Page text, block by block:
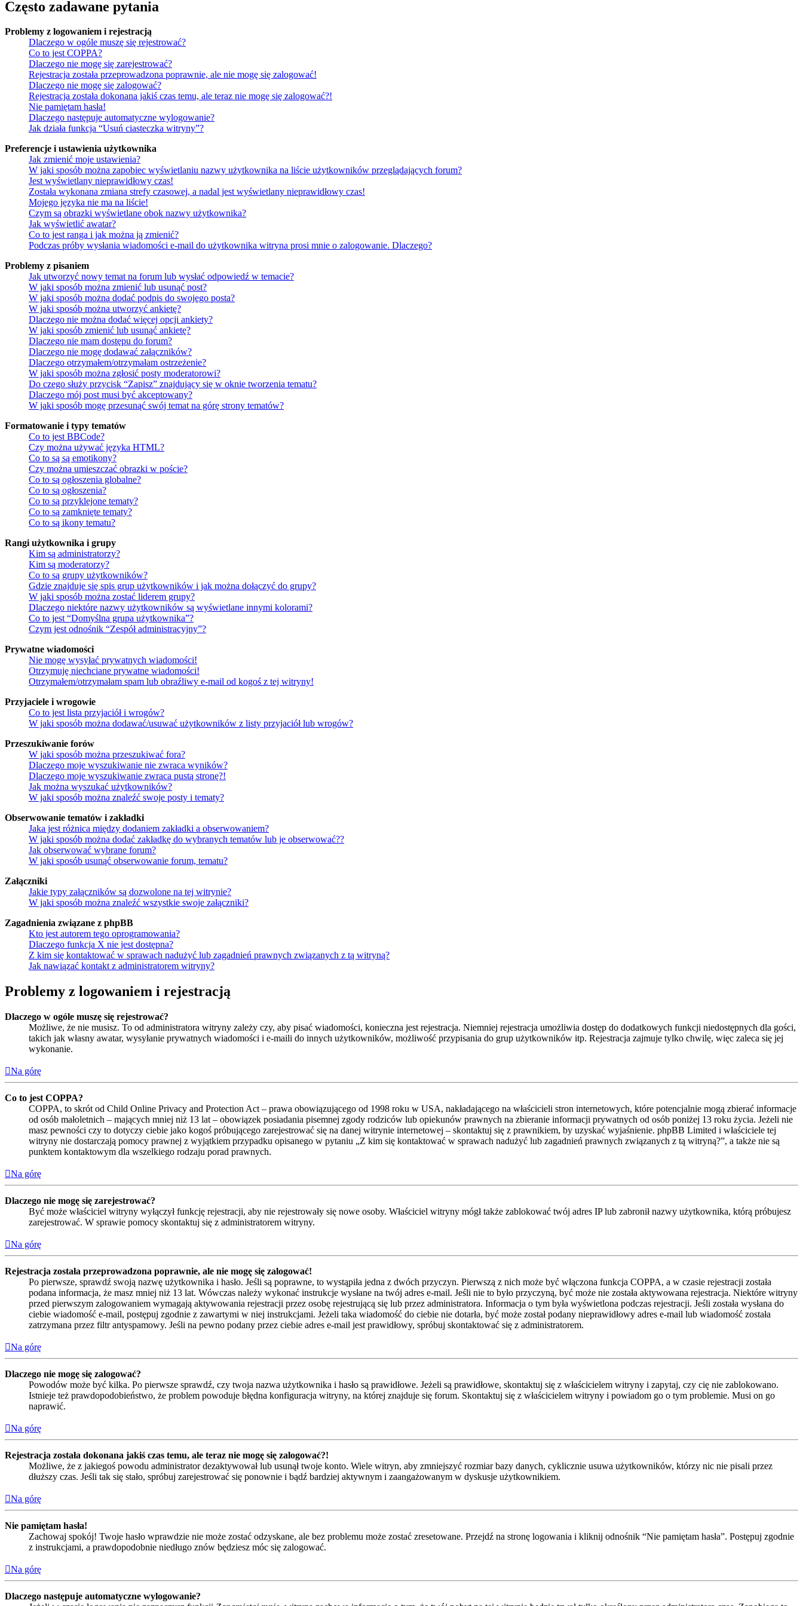
Często zadawane pytania
Problemy z logowaniem i rejestracją
Dlaczego w ogóle muszę się rejestrować?
Co to jest COPPA?
Dlaczego nie mogę się zarejestrować?
Rejestracja została przeprowadzona poprawnie, ale nie mogę się zalogować!
Dlaczego nie mogę się zalogować?
Rejestracja została dokonana jakiś czas temu, ale teraz nie mogę się zalogować?!
Nie pamiętam hasła!
Dlaczego następuje automatyczne wylogowanie?
Jak działa funkcja “Usuń ciasteczka witryny”?
Preferencje i ustawienia użytkownika
Jak zmienić moje ustawienia?
W jaki sposób można zapobiec wyświetlaniu nazwy użytkownika na liście użytkowników przeglądających forum?
Jest wyświetlany nieprawidłowy czas!
Została wykonana zmiana strefy czasowej, a nadal jest wyświetlany nieprawidłowy czas!
Mojego języka nie ma na liście!
Czym są obrazki wyświetlane obok nazwy użytkownika?
Jak wyświetlić awatar?
Co to jest ranga i jak można ją zmienić?
Podczas próby wysłania wiadomości e-mail do użytkownika witryna prosi mnie o zalogowanie. Dlaczego?
Problemy z pisaniem
Jak utworzyć nowy temat na forum lub wysłać odpowiedź w temacie?
W jaki sposób można zmienić lub usunąć post?
W jaki sposób można dodać podpis do swojego posta?
W jaki sposób można utworzyć ankietę?
Dlaczego nie można dodać więcej opcji ankiety?
W jaki sposób zmienić lub usunąć ankietę?
Dlaczego nie mam dostępu do forum?
Dlaczego nie mogę dodawać załączników?
Dlaczego otrzymałem/otrzymałam ostrzeżenie?
W jaki sposób można zgłosić posty moderatorowi?
Do czego służy przycisk “Zapisz” znajdujący się w oknie tworzenia tematu?
Dlaczego mój post musi być akceptowany?
W jaki sposób mogę przesunąć swój temat na górę strony tematów?
Formatowanie i typy tematów
Co to jest BBCode?
Czy można używać języka HTML?
Co to są są emotikony?
Czy można umieszczać obrazki w poście?
Co to są ogłoszenia globalne?
Co to są ogłoszenia?
Co to są przyklejone tematy?
Co to są zamknięte tematy?
Co to są ikony tematu?
Rangi użytkownika i grupy
Kim są administratorzy?
Kim są moderatorzy?
Co to są grupy użytkowników?
Gdzie znajduje się spis grup użytkowników i jak można dołączyć do grupy?
W jaki sposób można zostać liderem grupy?
Dlaczego niektóre nazwy użytkowników są wyświetlane innymi kolorami?
Co to jest “Domyślna grupa użytkownika”?
Czym jest odnośnik “Zespół administracyjny”?
Prywatne wiadomości
Nie mogę wysyłać prywatnych wiadomości!
Otrzymuję niechciane prywatne wiadomości!
Otrzymałem/otrzymałam spam lub obraźliwy e-mail od kogoś z tej witryny!
Przyjaciele i wrogowie
Co to jest lista przyjaciół i wrogów?
W jaki sposób można dodawać/usuwać użytkowników z listy przyjaciół lub wrogów?
Przeszukiwanie forów
W jaki sposób można przeszukiwać fora?
Dlaczego moje wyszukiwanie nie zwraca wyników?
Dlaczego moje wyszukiwanie zwraca pustą stronę?!
Jak można wyszukać użytkowników?
W jaki sposób można znaleźć swoje posty i tematy?
Obserwowanie tematów i zakładki
Jaka jest różnica między dodaniem zakładki a obserwowaniem?
W jaki sposób można dodać zakładkę do wybranych tematów lub je obserwować??
Jak obserwować wybrane forum?
W jaki sposób usunąć obserwowanie forum, tematu?
Załączniki
Jakie typy załączników są dozwolone na tej witrynie?
W jaki sposób można znaleźć wszystkie swoje załączniki?
Zagadnienia związane z phpBB
Kto jest autorem tego oprogramowania?
Dlaczego funkcja X nie jest dostępna?
Z kim się kontaktować w sprawach nadużyć lub zagadnień prawnych związanych z tą witryną?
Jak nawiązać kontakt z administratorem witryny?
Problemy z logowaniem i rejestracją
Dlaczego w ogóle muszę się rejestrować?
Możliwe, że nie musisz. To od administratora witryny zależy czy, aby pisać wiadomości, konieczna jest rejestracja. Niemniej rejestracja umożliwia dostęp do dodatkowych funkcji niedostępnych dla gości,
takich jak własny awatar, wysyłanie prywatnych wiadomości i e-maili do innych użytkowników, możliwość przypisania do grup użytkowników itp. Rejestracja zajmuje tylko chwilę, więc zaleca się jej
wykonanie.
Na górę
Co to jest COPPA?
COPPA, to skrót od Child Online Privacy and Protection Act – prawa obowiązującego od 1998 roku w USA, nakładającego na właścicieli stron internetowych, które potencjalnie mogą zbierać informacje
od osób małoletnich – mających mniej niż 13 lat – obowiązek posiadania pisemnej zgody rodziców lub opiekunów prawnych na zbieranie informacji prywatnych od osób poniżej 13 roku życia. Jeżeli nie
masz pewności czy to dotyczy ciebie jako kogoś próbującego zarejestrować się na danej witrynie internetowej – skontaktuj się z prawnikiem, by uzyskać wyjaśnienie. phpBB Limited i właściciele tej
witryny nie dostarczają pomocy prawnej z wyjątkiem przypadku opisanego w pytaniu „Z kim się kontaktować w sprawach nadużyć lub zagadnień prawnych związanych z tą witryną?”, a także nie są
punktem kontaktowym dla wszelkiego rodzaju porad prawnych.
Na górę
Dlaczego nie mogę się zarejestrować?
Być może właściciel witryny wyłączył funkcję rejestracji, aby nie rejestrowały się nowe osoby. Właściciel witryny mógł także zablokować twój adres IP lub zabronił nazwy użytkownika, którą próbujesz
zarejestrować. W sprawie pomocy skontaktuj się z administratorem witryny.
Na górę
Rejestracja została przeprowadzona poprawnie, ale nie mogę się zalogować!
Po pierwsze, sprawdź swoją nazwę użytkownika i hasło. Jeśli są poprawne, to wystąpiła jedna z dwóch przyczyn. Pierwszą z nich może być włączona funkcja COPPA, a w czasie rejestracji została
podana informacja, że masz mniej niż 13 lat. Wówczas należy wykonać instrukcje wysłane na twój adres e-mail. Jeśli nie to było przyczyną, być może nie została aktywowana rejestracja. Niektóre witryny
przed pierwszym zalogowaniem wymagają aktywowania rejestracji przez osobę rejestrującą się lub przez administratora. Informacja o tym była wyświetlona podczas rejestracji. Jeśli została wysłana do
ciebie wiadomość e-mail, postępuj zgodnie z zawartymi w niej instrukcjami. Jeżeli taka wiadomość do ciebie nie dotarła, być może został podany nieprawidłowy adres e-mail lub wiadomość została
zatrzymana przez filtr antyspamowy. Jeśli na pewno podany przez ciebie adres e-mail jest prawidłowy, spróbuj skontaktować się z administratorem.
Na górę
Dlaczego nie mogę się zalogować?
Powodów może być kilka. Po pierwsze sprawdź, czy twoja nazwa użytkownika i hasło są prawidłowe. Jeżeli są prawidłowe, skontaktuj się z właścicielem witryny i zapytaj, czy cię nie zablokowano.
Istnieje też prawdopodobieństwo, że problem powoduje błędna konfiguracja witryny, na której znajduje się forum. Skontaktuj się z właścicielem witryny i powiadom go o tym problemie. Musi on go
naprawić.
Na górę
Rejestracja została dokonana jakiś czas temu, ale teraz nie mogę się zalogować?!
Możliwe, że z jakiegoś powodu administrator dezaktywował lub usunął twoje konto. Wiele witryn, aby zmniejszyć rozmiar bazy danych, cyklicznie usuwa użytkowników, którzy nic nie pisali przez
dłuższy czas. Jeśli tak się stało, spróbuj zarejestrować się ponownie i bądź bardziej aktywnym i zaangażowanym w dyskusje użytkownikiem.
Na górę
Nie pamiętam hasła!
Zachowaj spokój! Twoje hasło wprawdzie nie może zostać odzyskane, ale bez problemu może zostać zresetowane. Przejdź na stronę logowania i kliknij odnośnik “Nie pamiętam hasła”. Postępuj zgodnie
z instrukcjami, a prawdopodobnie niedługo znów będziesz móc się zalogować.
Na górę
Dlaczego następuje automatyczne wylogowanie?